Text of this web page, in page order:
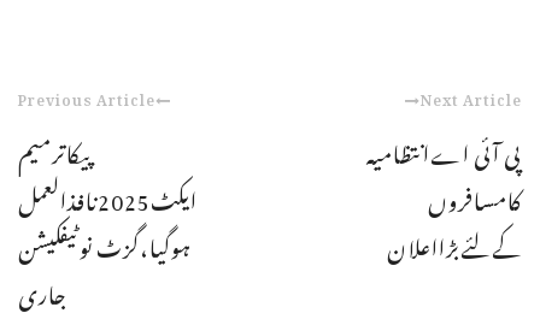
Previous Article
پیکاترمیم
ایکٹ2025نافذالعمل
ہوگیا،گزٹ نوٹیفکیشن
جاری
Next Article
پی آئی اےانتظامیہ
کامسافروں
کےلئےبڑااعلان